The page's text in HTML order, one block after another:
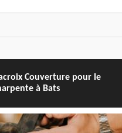
Couverture pour le
à Bats